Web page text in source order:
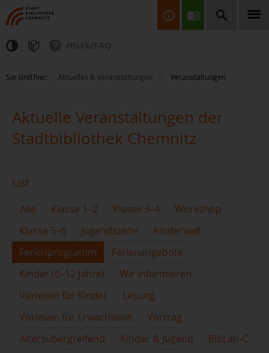
Finden Sie Informationen, Bücher, CDs & DVDs, Spiele, BluRays,
Zeitschriften und vieles mehr...
Sie sind hier: Aktuelles & Veranstaltungen Veranstaltungen
Aktuelle Veranstaltungen der
Stadtbibliothek Chemnitz
List
Alle Klasse 1–2 Klasse 3–4
Workshop
Klasse 5–6
Jugendszene
Kinderwelt
Ferienprogramm
Ferienangebote
Kinder (6–12 Jahre)
Wir informieren
Vorlesen für Kinder
Lesung
Vorlesen für Erwachsene
Vortrag
Altersübergreifend
Kinder & Jugend
BibLab-C